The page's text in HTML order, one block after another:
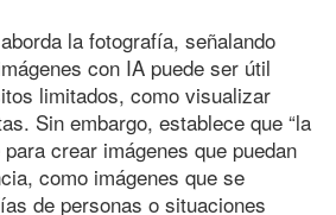
la fotografía, señalando
con IA puede ser útil
limitados, como visualizar
Sin embargo, establece que “la
crear imágenes que puedan
como imágenes que se
de personas o situaciones